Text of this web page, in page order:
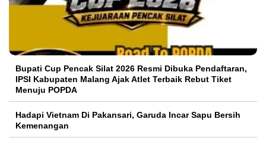
Bupati Cup Pencak Silat 2026 Resmi Dibuka Pendaftaran,
IPSI Kabupaten Malang Ajak Atlet Terbaik Rebut Tiket
Menuju POPDA
Hadapi Vietnam Di Pakansari, Garuda Incar Sapu Bersih
Kemenangan